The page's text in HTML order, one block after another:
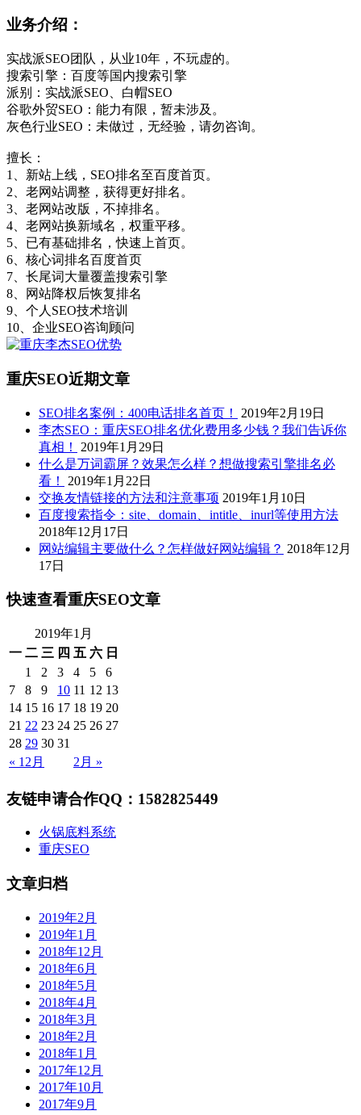
业务介绍：
实战派SEO团队，从业10年，不玩虚的。
搜索引擎：百度等国内搜索引擎
派别：实战派SEO、白帽SEO
谷歌外贸SEO：能力有限，暂未涉及。
灰色行业SEO：未做过，无经验，请勿咨询。
擅长：
1、新站上线，SEO排名至百度首页。
2、老网站调整，获得更好排名。
3、老网站改版，不掉排名。
4、老网站换新域名，权重平移。
5、已有基础排名，快速上首页。
6、核心词排名百度首页
7、长尾词大量覆盖搜索引擎
8、网站降权后恢复排名
9、个人SEO技术培训
10、企业SEO咨询顾问
重庆SEO近期文章
SEO排名案例：400电话排名首页！
2019年2月19日
李杰SEO：重庆SEO排名优化费用多少钱？我们告诉你
真相！
2019年1月29日
什么是万词霸屏？效果怎么样？想做搜索引擎排名必
看！
2019年1月22日
交换友情链接的方法和注意事项 2019年1月10日
百度搜索指令：site、domain、intitle、inurl等使用方法
2018年12月17日
网站编辑主要做什么？怎样做好网站编辑？ 2018年12月
17日
快速查看重庆SEO文章
2019年1月
一 二 三 四 五 六 日
« 12月 2月 »
1 2 3 4 5
6
7
8 9 10 11 12 13
14 15 16 17 18 19 20
21 22 23 24 25 26 27
28 29 30 31
友链申请合作QQ：1582825449
火锅底料系统
重庆SEO
文章归档
2019年2月
2019年1月
2018年12月
2018年6月
2018年5月
2018年4月
2018年3月
2018年2月
2018年1月
2017年12月
2017年10月
2017年9月